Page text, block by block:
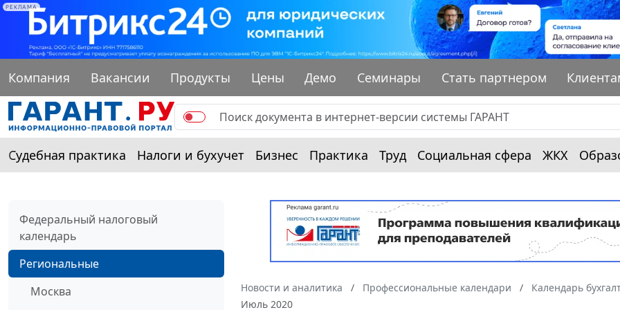
РЕКЛАМА
Компания Вакансии Продукты Цены Демо Семинары Стать партнером
Судебная практика Налоги и бухучет Бизнес Практика Труд Социальная сфера ЖКХ
Федеральный налоговый
календарь
Региональные
Москва
Новости и аналитика Профессиональные календари
Календарь
Июль 2020